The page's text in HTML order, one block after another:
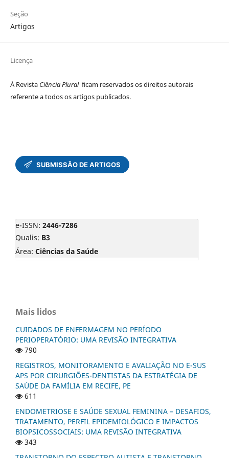
Seção
Artigos
Licença
À Revista Ciência Plural ficam reservados os direitos autorais
referente a todos os artigos publicados.
e-ISSN: 2446-7286
Qualis: B3
Área: Ciências da Saúde
Mais lidos
CUIDADOS DE ENFERMAGEM NO PERÍODO
PERIOPERATÓRIO: UMA REVISÃO INTEGRATIVA
790
REGISTROS, MONITORAMENTO E AVALIAÇÃO NO E-SUS
APS POR CIRURGIÕES-DENTISTAS DA ESTRATÉGIA DE
SAÚDE DA FAMÍLIA EM RECIFE, PE
611
ENDOMETRIOSE E SAÚDE SEXUAL FEMININA – DESAFIOS,
TRATAMENTO, PERFIL EPIDEMIOLÓGICO E IMPACTOS
BIOPSICOSSOCIAIS: UMA REVISÃO INTEGRATIVA
343